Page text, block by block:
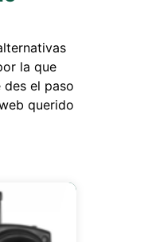
la que
el paso
querido